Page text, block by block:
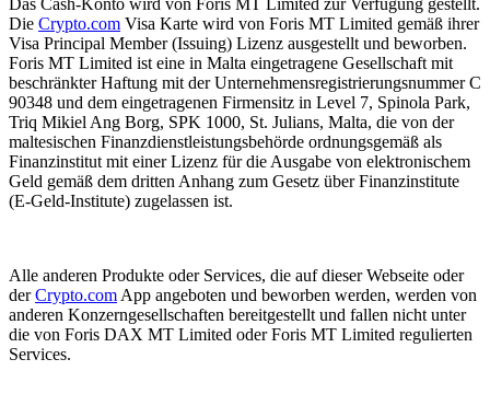
Die Crypto.com Visa Karte wird von Foris MT Limited gemäß ihrer
Visa Principal Member (Issuing) Lizenz ausgestellt und beworben.
Foris MT Limited ist eine in Malta eingetragene Gesellschaft mit
beschränkter Haftung mit der Unternehmensregistrierungsnummer C
90348 und dem eingetragenen Firmensitz in Level 7, Spinola Park,
Triq Mikiel Ang Borg, SPK 1000, St. Julians, Malta, die von der
maltesischen Finanzdienstleistungsbehörde ordnungsgemäß als
Finanzinstitut mit einer Lizenz für die Ausgabe von elektronischem
Geld gemäß dem dritten Anhang zum Gesetz über Finanzinstitute
(E-Geld-Institute) zugelassen ist.
Alle anderen Produkte oder Services, die auf dieser Webseite oder
derCrypto.com App angeboten und beworben werden, werden von
anderen Konzerngesellschaften bereitgestellt und fallen nicht unter
die von Foris DAX MT Limited oder Foris MT Limited regulierten
Services.